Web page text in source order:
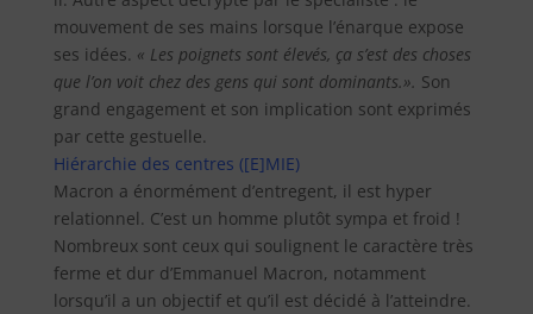
mouvement de ses mains lorsque l’énarque expose
ses idées. « Les poignets sont élevés, ça s’est des choses
que l’on voit chez des gens qui sont dominants.». Son
grand engagement et son implication sont exprimés
par cette gestuelle.
Hiérarchie des centres ([E]MIE)
Macron a énormément d’entregent, il est hyper
relationnel. C’est un homme plutôt sympa et froid !
Nombreux sont ceux qui soulignent le caractère très
ferme et dur d’Emmanuel Macron, notamment
lorsqu’il a un objectif et qu’il est décidé à l’atteindre.